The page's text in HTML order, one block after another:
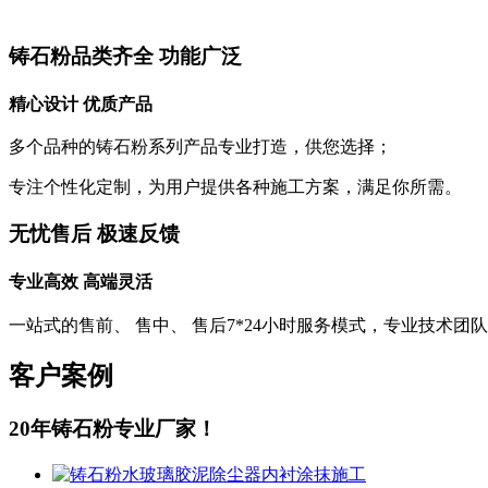
铸石粉品类齐全 功能广泛
精心设计 优质产品
多个品种的铸石粉系列产品专业打造，供您选择；
专注个性化定制，为用户提供各种施工方案，满足你所需。
无忧售后 极速反馈
专业高效 高端灵活
一站式的售前、 售中、 售后7*24小时服务模式，专业技术团队
客户案例
20年铸石粉专业厂家！